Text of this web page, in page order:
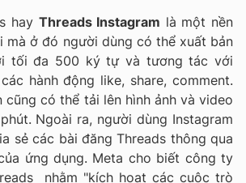
hay Threads Instagram là một nền
mà ở đó người dùng có thể xuất bản
tối đa 500 ký tự và tương tác với
hành động like, share, comment.
cũng có thể tải lên hình ảnh và video
Ngoài ra, người dùng Instagram
sẻ các bài đăng Threads thông qua
ứng dụng. Meta cho biết công ty
nhằm "kích hoạt các cuộc trò